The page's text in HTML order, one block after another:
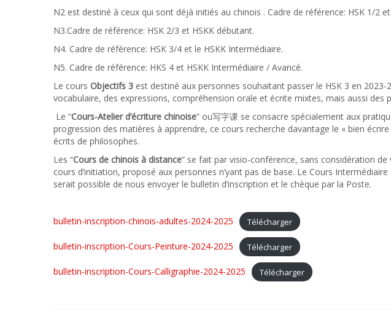
N2 est destiné à ceux qui sont déjà initiés au chinois . Cadre de référence: HSK 1/2
N3.Cadre de référence: HSK 2/3 et HSKK débutant.
N4. Cadre de référence: HSK 3/4 et le HSKK Intermédiaire.
N5. Cadre de référence: HKS 4 et HSKK Intermédiaire / Avancé.
Le cours Objectifs 3 est destiné aux personnes souhaitant passer le HSK 3 en
vocabulaire, des expressions, compréhension orale et écrite mixtes, mais aussi des
Le “Cours-Atelier d’écriture chinoise” ou写字课 se consacre spécialement aux
progression des matières à apprendre, ce cours recherche davantage le « bien
écrits de philosophes.
Les “Cours de chinois à distance” se fait par visio-conférence, sans considération
cours d’initiation, proposé aux personnes n’yant pas de base. Le Cours
serait possible de nous envoyer le bulletin d’inscription et le chèque par la Poste.
bulletin-inscription-chinois-adultes-2024-2025 Télécharger
bulletin-inscription-Cours-Peinture-2024-2025 Télécharger
bulletin-inscription-Cours-Calligraphie-2024-2025 Télécharger